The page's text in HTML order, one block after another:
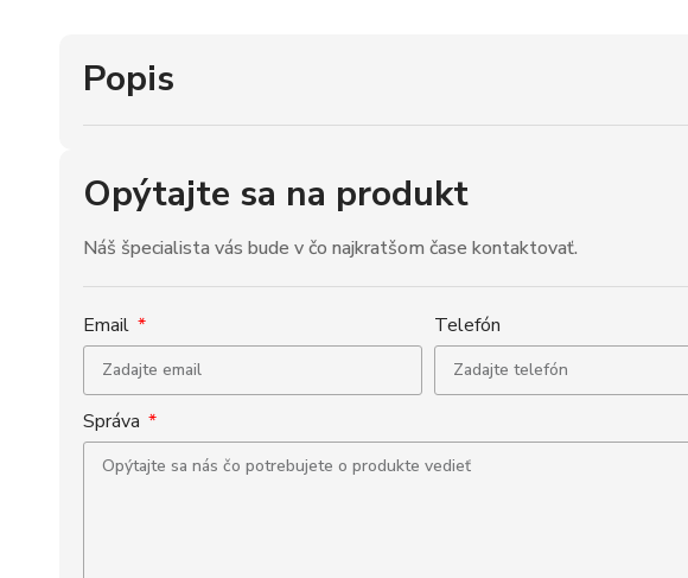
Popis
Opýtajte sa na produkt
Náš špecialista vás bude v čo najkratšom čase kontaktovať.
Email Telefón
Správa